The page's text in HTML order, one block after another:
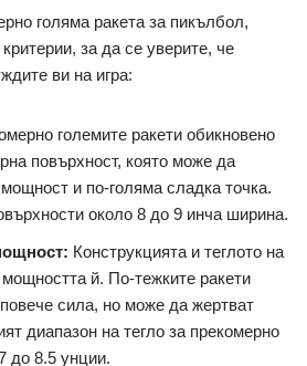
голяма ракета за пикълбол,
за да се уверите, че
ви на игра:
големите ракети обикновено
повърхност, която може да
и по-голяма сладка точка.
около 8 до 9 инча ширина.
Конструкцията и теглото на
мощността й. По-тежките ракети
повече сила, но може да жертват
диапазон на тегло за прекомерно
до 8.5 унции.